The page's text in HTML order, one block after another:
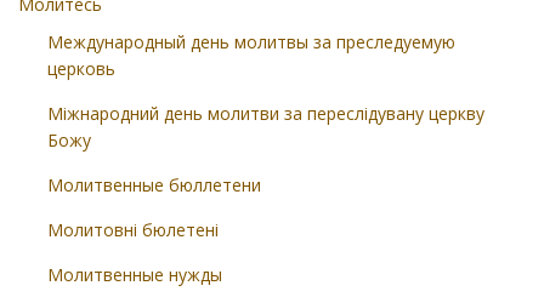
Международный день молитвы за преследуемую
церковь
Міжнародний день молитви за переслідувану церкву
Божу
Молитвенные бюллетени
Молитовні бюлетені
Молитвенные нужды